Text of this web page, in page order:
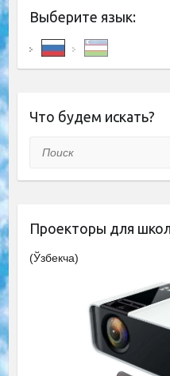
Выберите язык:
Что будем искать?
Поиск
Проекторы для
(Ўзбекча)